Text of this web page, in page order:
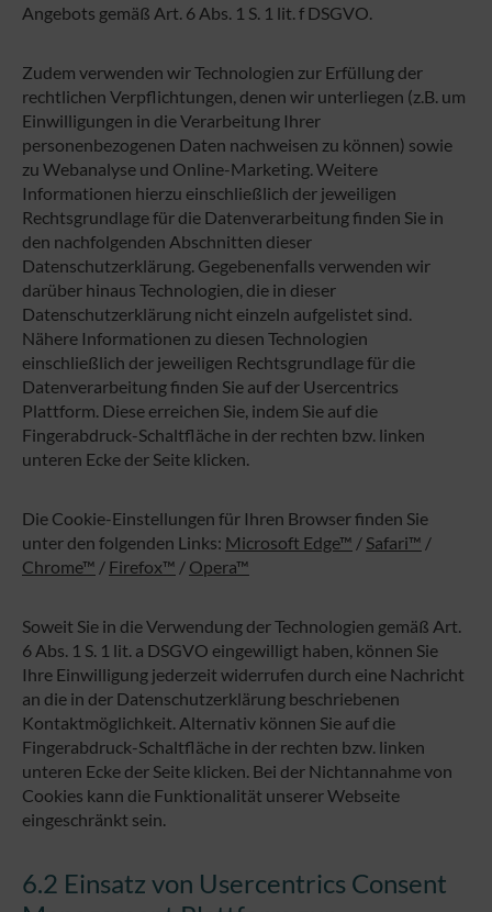
Angebots gemäß Art. 6 Abs. 1 S. 1 lit. f DSGVO.
Zudem verwenden wir Technologien zur Erfüllung der
rechtlichen Verpflichtungen, denen wir unterliegen (z.B. um
Einwilligungen in die Verarbeitung Ihrer
personenbezogenen Daten nachweisen zu können) sowie
zu Webanalyse und Online-Marketing. Weitere
Informationen hierzu einschließlich der jeweiligen
Rechtsgrundlage für die Datenverarbeitung finden Sie in
den nachfolgenden Abschnitten dieser
Datenschutzerklärung. Gegebenenfalls verwenden wir
darüber hinaus Technologien, die in dieser
Datenschutzerklärung nicht einzeln aufgelistet sind.
Nähere Informationen zu diesen Technologien
einschließlich der jeweiligen Rechtsgrundlage für die
Datenverarbeitung finden Sie auf der Usercentrics
Plattform. Diese erreichen Sie, indem Sie auf die
Fingerabdruck-Schaltfläche in der rechten bzw. linken
unteren Ecke der Seite klicken.
Die Cookie-Einstellungen für Ihren Browser finden Sie
unter den folgenden Links: Microsoft Edge™ / Safari™ /
Chrome™ / Firefox™ / Opera™
Soweit Sie in die Verwendung der Technologien gemäß Art.
6 Abs. 1 S. 1 lit. a DSGVO eingewilligt haben, können Sie
Ihre Einwilligung jederzeit widerrufen durch eine Nachricht
an die in der Datenschutzerklärung beschriebenen
Kontaktmöglichkeit. Alternativ können Sie auf die
Fingerabdruck-Schaltfläche in der rechten bzw. linken
unteren Ecke der Seite klicken. Bei der Nichtannahme von
Cookies kann die Funktionalität unserer Webseite
eingeschränkt sein.
6.2 Einsatz von Usercentrics Consent